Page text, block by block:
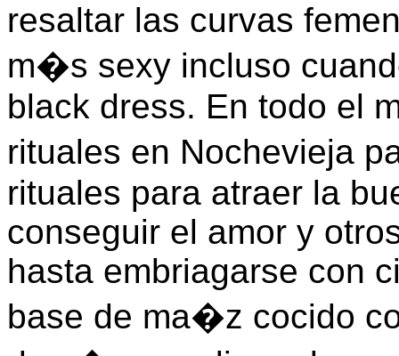
resaltar las curvas
m�s sexy incluso
black dress. En todo el
rituales en Nochevieja
rituales para atraer la
conseguir el amor y
hasta embriagarse con
base de ma�z cocido